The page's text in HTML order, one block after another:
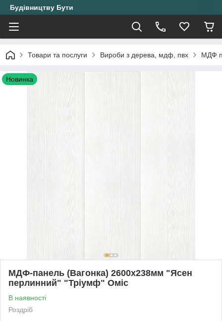
Будівництву Бути
Товари та послуги Вироби з дерева, мдф, пвх МДФ
Новинка
МДФ-панель (Вагонка) 2600х238мм "Ясен
перлинний" "Тріумф" Оміс
В наявності
Роздріб